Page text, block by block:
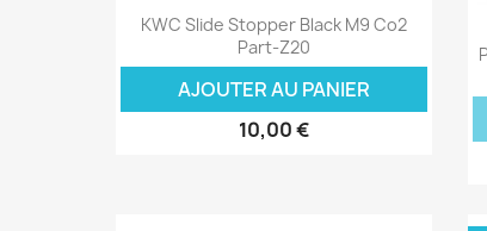
Aperçu rapide
KWC Slide Stopper Black M9 Co2
Part-Z20
AJOUTER AU PANIER
10,00 €